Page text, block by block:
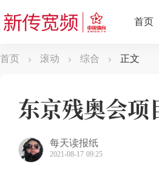
首页 滚动 综合 正文
东京残奥会项
每天读报纸
2021-08-17 09:25